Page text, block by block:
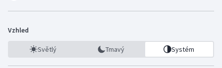
Vzhled
Světlý Tmavý Systém